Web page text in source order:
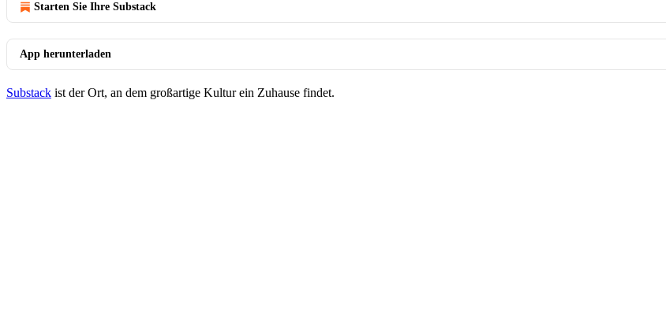
Starten Sie Ihre Substack
App herunterladen
Substack ist der Ort, an dem großartige Kultur ein Zuhause findet.